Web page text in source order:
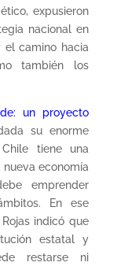
expusieron
nacional en
el camino hacia
también los
un proyecto
su enorme
tiene una
economía
emprender
En ese
indicó que
estatal y
restarse ni